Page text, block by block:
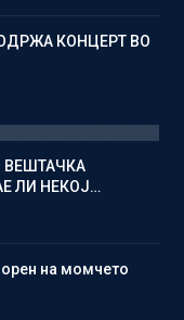
КОНЦЕРТ ВО
ВЕШТАЧКА
ЛИ НЕКОЈ…
на момчето